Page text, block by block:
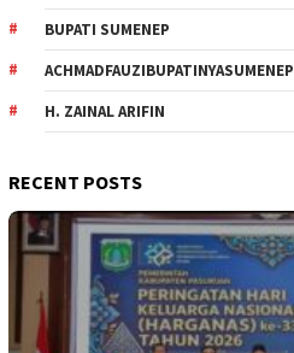
BUPATI SUMENEP
ACHMADFAUZIBUPATINYASUMENEP
H. ZAINAL ARIFIN
RECENT POSTS